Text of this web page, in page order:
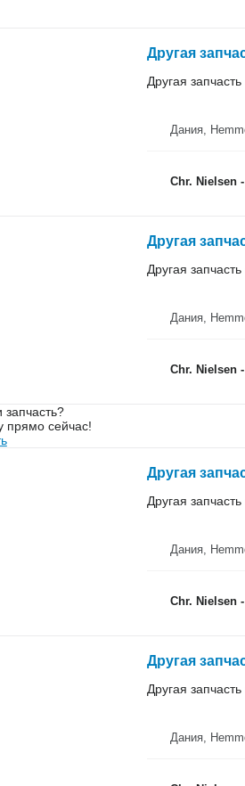
Другая
Дания,
Chr. Nielsen
Другая
Дания,
Chr. Nielsen
прямо сейчас!
Другая
Дания,
Chr. Nielsen
Другая
Другая
Дания,